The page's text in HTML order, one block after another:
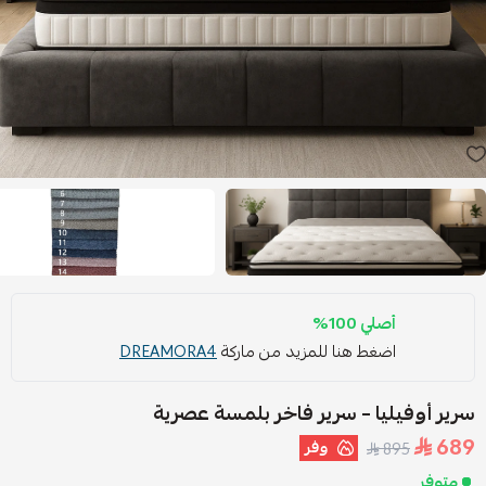
أصلي 100%
اضغط هنا للمزيد من ماركةDREAMORA4
سرير أوفيليا – سرير فاخر بلمسة عصرية
689
895 وفر